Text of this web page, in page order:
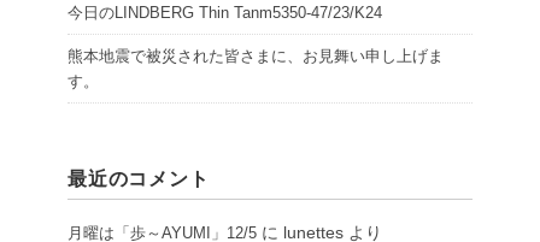
今日のLINDBERG Thin Tanm5350-47/23/K24
熊本地震で被災された皆さまに、お見舞い申し上げま
す。
最近のコメント
月曜は「歩～AYUMI」12/5 に lunettes より